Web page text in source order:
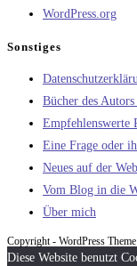
WordPress.org
Sonstiges
Bücher des
Empfehlenswerte
Eine Frage oder
Neues auf der
Vom Blog in die
Über mich
Copyright - WordPress
Diese Website benutzt